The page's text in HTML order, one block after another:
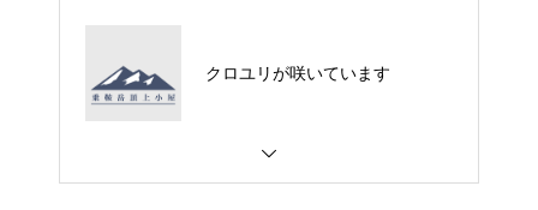
クロユリが咲いています